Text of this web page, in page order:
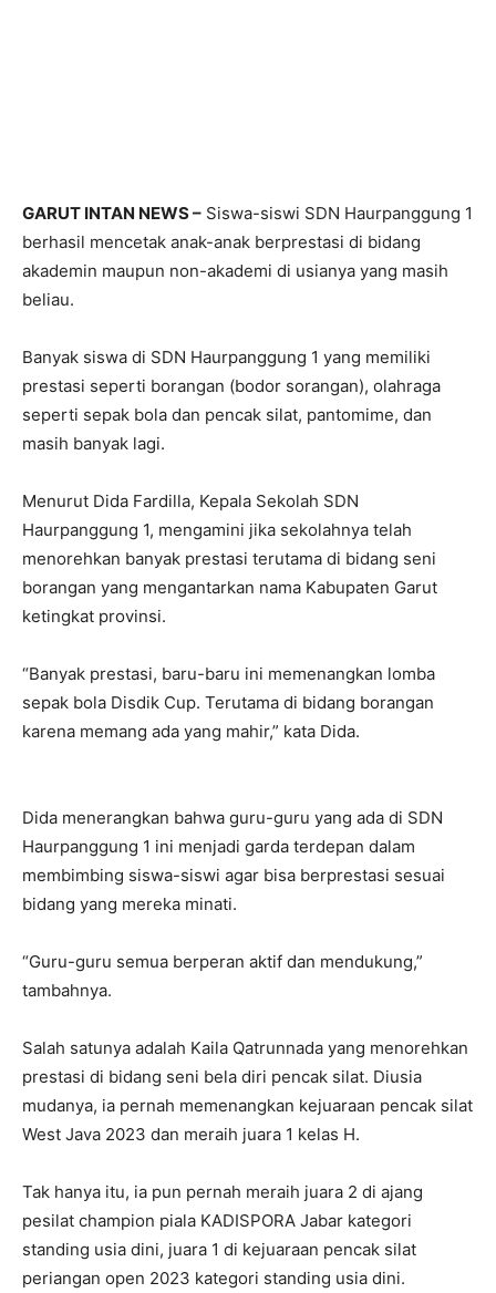
GARUT INTAN NEWS – Siswa-siswi SDN Haurpanggung 1
berhasil mencetak anak-anak berprestasi di bidang
akademin maupun non-akademi di usianya yang masih
beliau.
Banyak siswa di SDN Haurpanggung 1 yang memiliki
prestasi seperti borangan (bodor sorangan), olahraga
seperti sepak bola dan pencak silat, pantomime, dan
masih banyak lagi.
Menurut Dida Fardilla, Kepala Sekolah SDN
Haurpanggung 1, mengamini jika sekolahnya telah
menorehkan banyak prestasi terutama di bidang seni
borangan yang mengantarkan nama Kabupaten Garut
ketingkat provinsi.
“Banyak prestasi, baru-baru ini memenangkan lomba
sepak bola Disdik Cup. Terutama di bidang borangan
karena memang ada yang mahir,” kata Dida.
Dida menerangkan bahwa guru-guru yang ada di SDN
Haurpanggung 1 ini menjadi garda terdepan dalam
membimbing siswa-siswi agar bisa berprestasi sesuai
bidang yang mereka minati.
“Guru-guru semua berperan aktif dan mendukung,”
tambahnya.
Salah satunya adalah Kaila Qatrunnada yang menorehkan
prestasi di bidang seni bela diri pencak silat. Diusia
mudanya, ia pernah memenangkan kejuaraan pencak silat
West Java 2023 dan meraih juara 1 kelas H.
Tak hanya itu, ia pun pernah meraih juara 2 di ajang
pesilat champion piala KADISPORA Jabar kategori
standing usia dini, juara 1 di kejuaraan pencak silat
periangan open 2023 kategori standing usia dini.